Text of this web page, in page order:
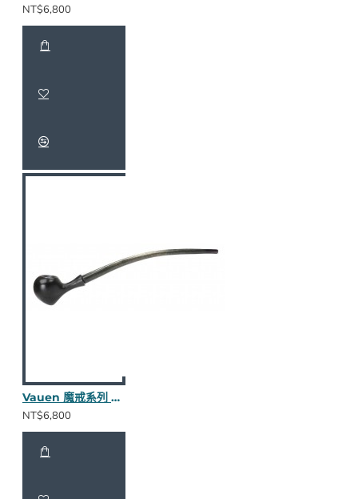
NT$6,800
Vauen 魔戒系列 Gilg 長斗
NT$6,800